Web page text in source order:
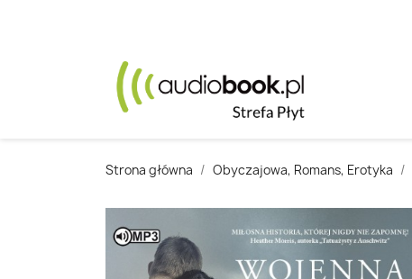
Strona główna Obyczajowa, Romans, Erotyka